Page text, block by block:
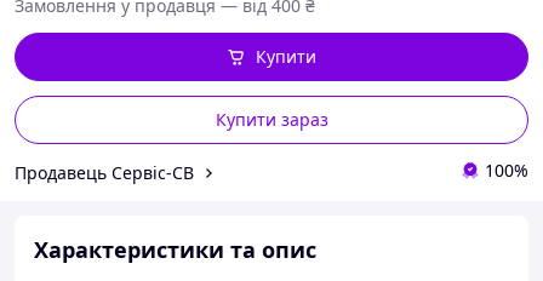
Замовлення у продавця — від 400 ₴
Купити зараз
Купити
Продавець Сервіс-СВ 100%
Характеристики та опис